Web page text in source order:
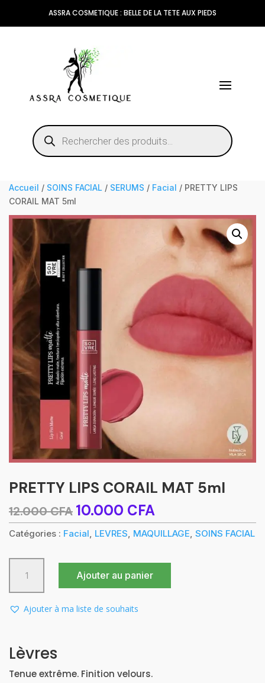
ASSRA COSMETIQUE : BELLE DE LA TETE AUX PIEDS
Recherche
de
produits
Accueil / SOINS FACIAL / SERUMS / Facial / PRETTY LIPS
CORAIL MAT 5ml
PRETTY LIPS CORAIL MAT 5ml
12.000CFA Le
prix
initial
12.000 CFA.
10.000 CFALe
prix
actuel
10.000 CFA.
Catégories : Facial, LEVRES, MAQUILLAGE, SOINS FACIAL
PRETTY
LIPS
5ml
Ajouter au panier
Ajouter à ma liste de souhaits
Lèvres
Tenue extrême. Finition velours.